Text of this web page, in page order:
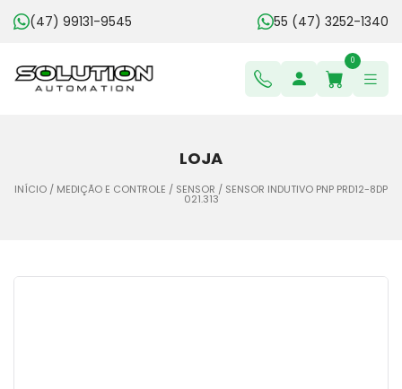
(47) 99131-9545 55 (47) 3252-1340
0
LOJA
INÍCIO / MEDIÇÃO E CONTROLE / SENSOR / SENSOR INDUTIVO PNP PRD12-8DP
021.313